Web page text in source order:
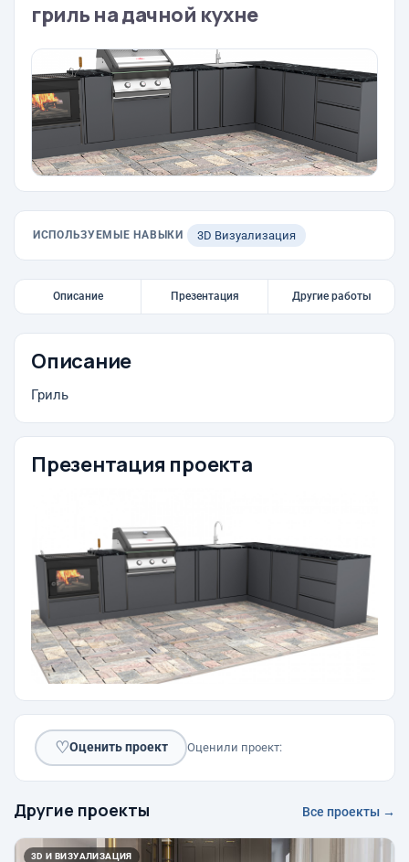
гриль на дачной кухне
ИСПОЛЬЗУЕМЫЕ НАВЫКИ 3D Визуализация
Описание Презентация Другие работы
Описание
Гриль
Презентация проекта
♡Оценить проект Оценили проект:
Другие проекты Все проекты →
3D И ВИЗУАЛИЗАЦИЯ